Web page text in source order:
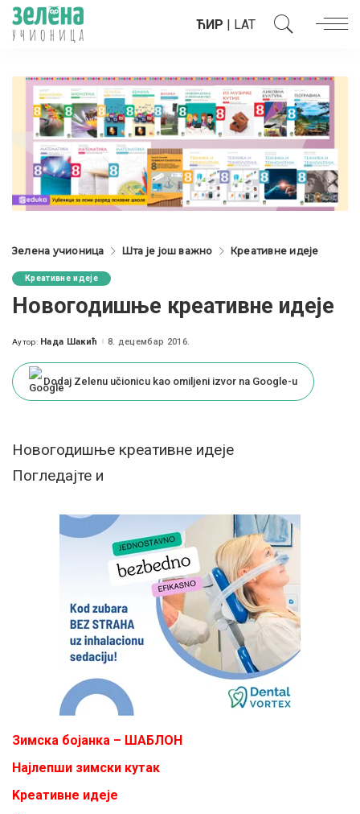
ЋИР | LAT
Зелена учионица Шта је још важно Креативне идеје
Креативне идеје
Новогодишње креативне идеје
Posted
Аутор: Нада Шакић 8. децембар 2016.
Dodaj Zelenu učionicu kao omiljeni izvor na Google-u
Новогодишње креативне идеје
Погледајте и
Зимска бојанка – ШАБЛОН
Најлепши зимски кутак
Kреативне идеје